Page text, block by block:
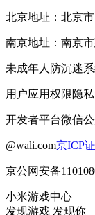
北京地址：北京
南京地址：南京
未成年人防沉迷
用户应用权限隐
开发者平台微信
@wali.com京ICP
京公网安备
小米游戏中心
发现游戏 发现你